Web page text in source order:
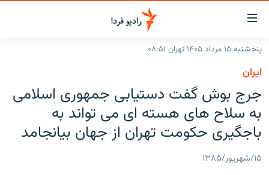
لینک‌های
قابلیت
دسترسی
بازگشت
منوی
اصلی
رفتن
صفحه
جهان
رادیو
پنجشنبه ۱۵ مرداد ۱۴۰۵ تهران ۰۸:۵۱
ايران
جرج بوش گفت دستیابی جمهوری اسلامی
به سلاح های هسته ای می تواند به
باجگیری حکومت تهران از جهان بیانجامد
۱۵/شهریور/۱۳۸۵